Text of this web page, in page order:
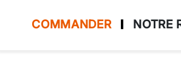
COMMANDER NOTRE